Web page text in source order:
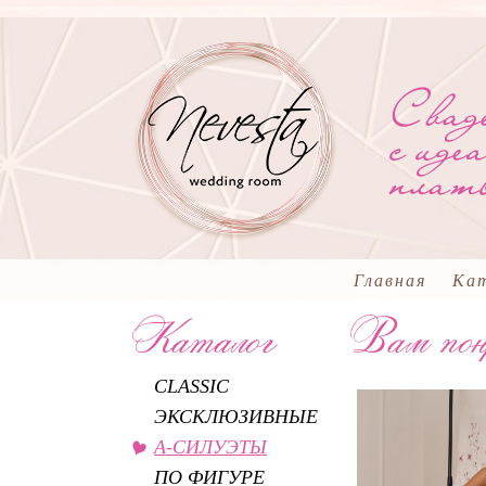
Главная
CLASSIC
ЭКСКЛЮЗИВНЫЕ
А-СИЛУЭТЫ
ПО ФИГУРЕ